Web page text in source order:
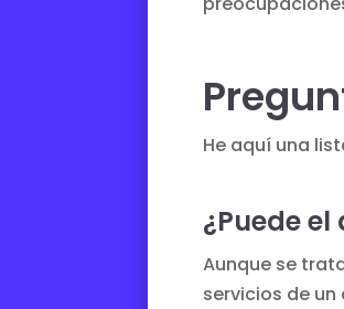
He aquí una
¿Puede
Aunque se
servicios de